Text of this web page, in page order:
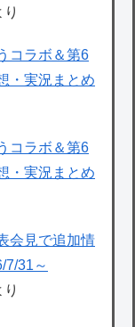
り
コラボ＆第6
・実況まとめ
コラボ＆第6
・実況まとめ
会見で追加情
7/31～
り